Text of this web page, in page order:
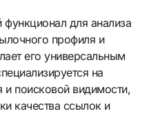
для анализа
профиля и
его универсальным
на
и поисковой видимости,
качества ссылок и